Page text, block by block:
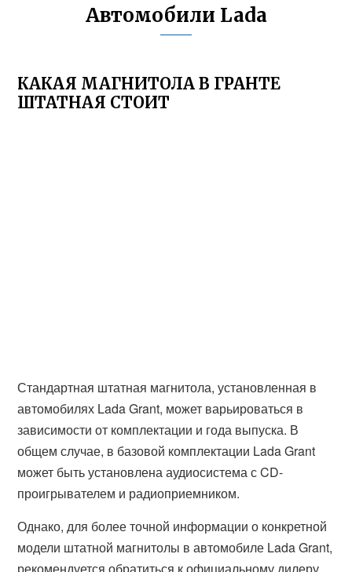
Автомобили Lada
КАКАЯ МАГНИТОЛА В ГРАНТЕ
ШТАТНАЯ СТОИТ
Стандартная штатная магнитола, установленная в
автомобилях Lada Grant, может варьироваться в
зависимости от комплектации и года выпуска. В
общем случае, в базовой комплектации Lada Grant
может быть установлена аудиосистема с CD-
проигрывателем и радиоприемником.
Однако, для более точной информации о конкретной
модели штатной магнитолы в автомобиле Lada Grant,